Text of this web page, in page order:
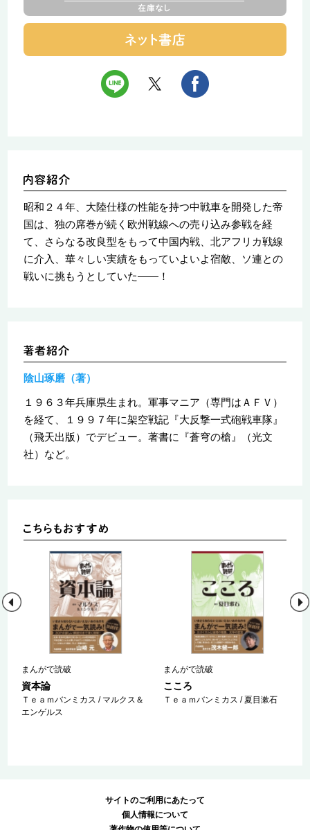
昭和２４年、大陸仕様の性能を持つ中戦車を開発した帝
国は、独の席巻が続く欧州戦線への売り込み参戦を経
て、さらなる改良型をもって中国内戦、北アフリカ戦線
に介入、華々しい実績をもっていよいよ宿敵、ソ連との
戦いに挑もうとしていた――！
陰山琢磨（著）
１９６３年兵庫県生まれ。軍事マニア（専門はＡＦＶ）
を経て、１９９７年に架空戦記『大反撃一式砲戦車隊』
（飛天出版）でデビュー。著書に『蒼穹の槍』（光文
社）など。
まんがで読破
資本論
Ｔｅａｍバンミカス / マルクス＆
エンゲルス
まんがで読破
こころ
Ｔｅａｍバンミカス / 夏目漱石
サイトのご利用にあたって
個人情報について